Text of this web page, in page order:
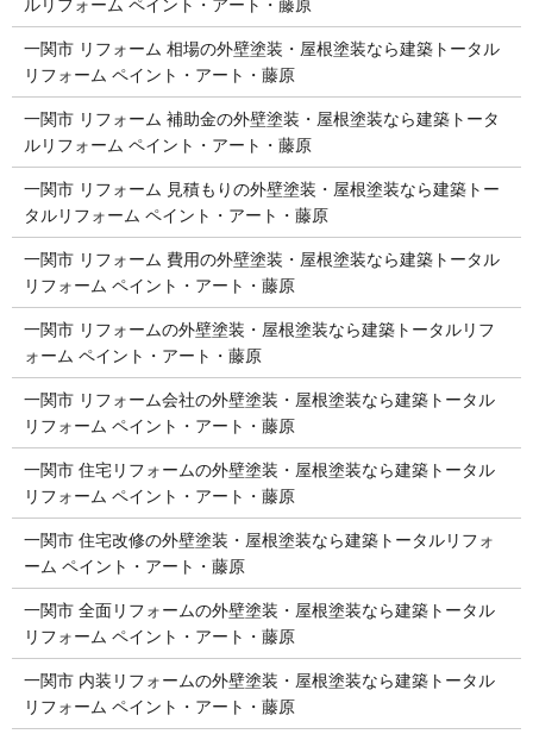
ルリフォーム ペイント・アート・藤原
一関市 リフォーム 相場の外壁塗装・屋根塗装なら建築トータル
リフォーム ペイント・アート・藤原
一関市 リフォーム 補助金の外壁塗装・屋根塗装なら建築トータ
ルリフォーム ペイント・アート・藤原
一関市 リフォーム 見積もりの外壁塗装・屋根塗装なら建築トー
タルリフォーム ペイント・アート・藤原
一関市 リフォーム 費用の外壁塗装・屋根塗装なら建築トータル
リフォーム ペイント・アート・藤原
一関市 リフォームの外壁塗装・屋根塗装なら建築トータルリフ
ォーム ペイント・アート・藤原
一関市 リフォーム会社の外壁塗装・屋根塗装なら建築トータル
リフォーム ペイント・アート・藤原
一関市 住宅リフォームの外壁塗装・屋根塗装なら建築トータル
リフォーム ペイント・アート・藤原
一関市 住宅改修の外壁塗装・屋根塗装なら建築トータルリフォ
ーム ペイント・アート・藤原
一関市 全面リフォームの外壁塗装・屋根塗装なら建築トータル
リフォーム ペイント・アート・藤原
一関市 内装リフォームの外壁塗装・屋根塗装なら建築トータル
リフォーム ペイント・アート・藤原